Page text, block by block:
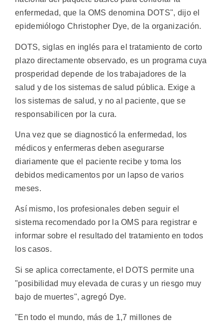
enfermedad, que la OMS denomina DOTS", dijo el
epidemiólogo Christopher Dye, de la organización.
DOTS, siglas en inglés para el tratamiento de corto
plazo directamente observado, es un programa cuya
prosperidad depende de los trabajadores de la
salud y de los sistemas de salud pública. Exige a
los sistemas de salud, y no al paciente, que se
responsabilicen por la cura.
Una vez que se diagnosticó la enfermedad, los
médicos y enfermeras deben asegurarse
diariamente que el paciente recibe y toma los
debidos medicamentos por un lapso de varios
meses.
Así mismo, los profesionales deben seguir el
sistema recomendado por la OMS para registrar e
informar sobre el resultado del tratamiento en todos
los casos.
Si se aplica correctamente, el DOTS permite una
"posibilidad muy elevada de curas y un riesgo muy
bajo de muertes", agregó Dye.
"En todo el mundo, más de 1,7 millones de